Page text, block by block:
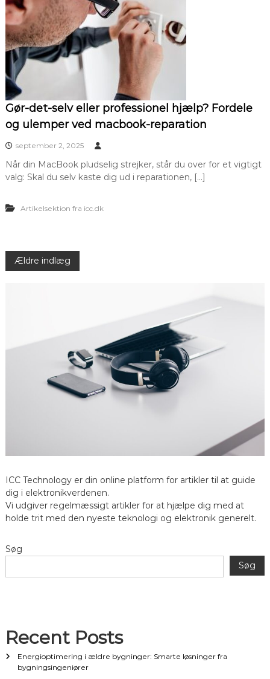
Gør-det-selv eller professionel hjælp? Fordele
og ulemper ved macbook-reparation
september 2, 2025
Når din MacBook pludselig strejker, står du over for et vigtigt
valg: Skal du selv kaste dig ud i reparationen, […]
Artikelsektion fra icc.dk
N
i
i
o
n
i
n
Ældre indlæg
ICC Technology er din online platform for artikler til at guide
dig i elektronikverdenen.
Vi udgiver regelmæssigt artikler for at hjælpe dig med at
holde trit med den nyeste teknologi og elektronik generelt.
Søg
Søg
Recent Posts
Energioptimering i ældre bygninger: Smarte løsninger fra
bygningsingeniører